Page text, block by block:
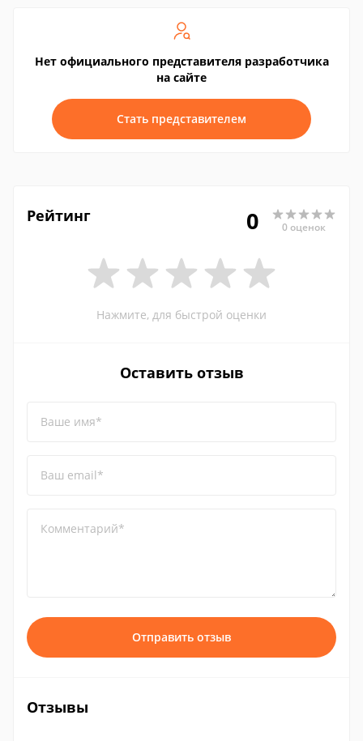
Нет официального представителя разработчика
на сайте
Стать представителем
Рейтинг 0 0 оценок
Нажмите, для быстрой оценки
Оставить отзыв
Ваше имя*
Ваш email*
Комментарий*
Отправить отзыв
Отзывы